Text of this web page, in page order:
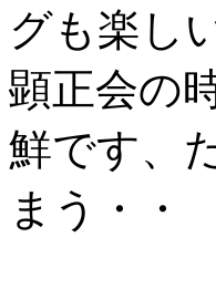
グも楽し
顕正会の
鮮です、
まう・・